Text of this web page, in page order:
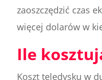
zaoszczędzić czas
więcej dolarów w
Ile
Koszt teledysku w